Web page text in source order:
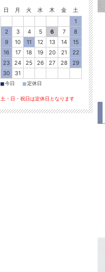
日 月 火 水 木 金
土
1
2
3 4 5 6 7
8
9
10 11 12 13 14
15
16
17 18 19 20 21
22
23
24 25 26 27 28
29
30
31
■今日 ■定休日
土・日・祝日は定休日となります